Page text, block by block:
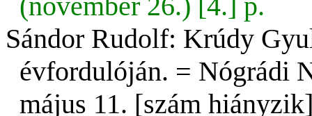
Sándor Rudolf: Krúdy
évfordulóján. = Nógrádi
május 11. [szám